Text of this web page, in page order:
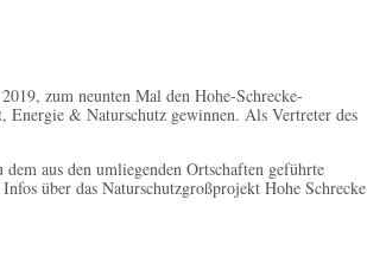
zum neunten Mal den Hohe-Schrecke-
& Naturschutz gewinnen. Als Vertreter des
aus den umliegenden Ortschaften geführte
über das Naturschutzgroßprojekt Hohe Schrecke